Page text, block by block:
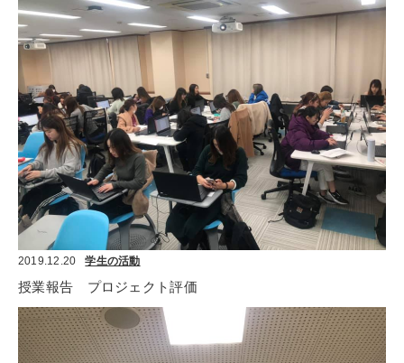
2019.12.20 学生の活動
授業報告　プロジェクト評価